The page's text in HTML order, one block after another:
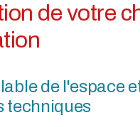
de votre
de l'espace
techniques